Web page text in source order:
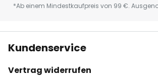
*Ab einem Mindestkaufpreis von 99 €.
Kundenservice
Vertrag widerrufen